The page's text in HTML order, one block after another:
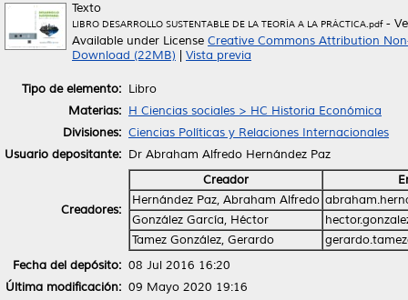
Texto
LIBRO DESARROLLO SUSTENTABLE DE LA TEORÍA A LA PRÁCTICA.pdf-
Available under License Creative Commons Attribution
Download (22MB)
Vista previa
Tipo de elemento: Libro
Materias: H Ciencias sociales > HC Historia Económica
Divisiones: Ciencias Políticas y Relaciones Internacionales
Usuario depositante: Dr Abraham Alfredo Hernández Paz
Creadores:
Creador
Hernández Paz, Abraham Alfredo
González García, Héctor
Tamez González, Gerardo
Fecha del depósito: 08 Jul 2016 16:20
Última modificación: 09 Mayo 2020 19:16